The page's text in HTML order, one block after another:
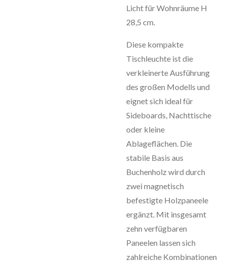
Licht für Wohnräume H
28,5 cm.
Diese kompakte
Tischleuchte ist die
verkleinerte Ausführung
des großen Modells und
eignet sich ideal für
Sideboards, Nachttische
oder kleine
Ablageflächen. Die
stabile Basis aus
Buchenholz wird durch
zwei magnetisch
befestigte Holzpaneele
ergänzt. Mit insgesamt
zehn verfügbaren
Paneelen lassen sich
zahlreiche Kombinationen